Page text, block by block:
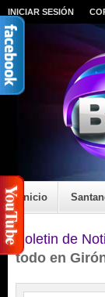
INICIAR SESIÓN
Inicio
Boletin de
todo en